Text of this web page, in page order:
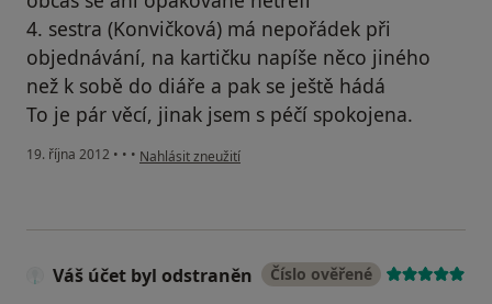
4. sestra (Konvičková) má nepořádek při
objednávání, na kartičku napíše něco jiného
než k sobě do diáře a pak se ještě hádá
To je pár věcí, jinak jsem s péčí spokojena.
19. října 2012 • • • podle názoru uživatele Váš účet byl odstraněn
Nahlásit zneužití
Váš účet byl odstraněn Číslo ověřené